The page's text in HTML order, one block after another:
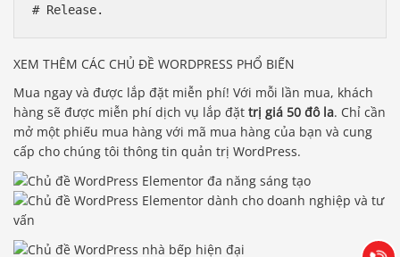
XEM THÊM CÁC CHỦ ĐỀ WORDPRESS PHỔ BIẾN
Mua ngay và được lắp đặt miễn phí! Với mỗi lần mua, khách
hàng sẽ được miễn phí dịch vụ lắp đặt trị giá 50 đô la. Chỉ cần
mở một phiếu mua hàng với mã mua hàng của bạn và cung
cấp cho chúng tôi thông tin quản trị WordPress.Báo giá & Đặt hàng:
0903.976.769
(028) 22.166.144